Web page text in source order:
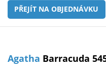
PŘEJÍT NA OBJEDNÁVKU
Agatha Barracuda